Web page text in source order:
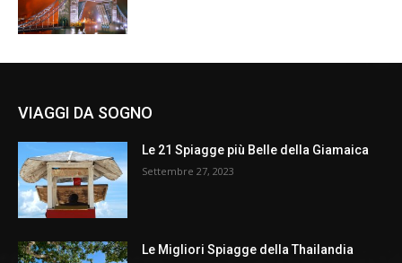
VIAGGI DA SOGNO
Le 21 Spiagge più Belle della Giamaica
Settembre 27, 2023
Le Migliori Spiagge della Thailandia